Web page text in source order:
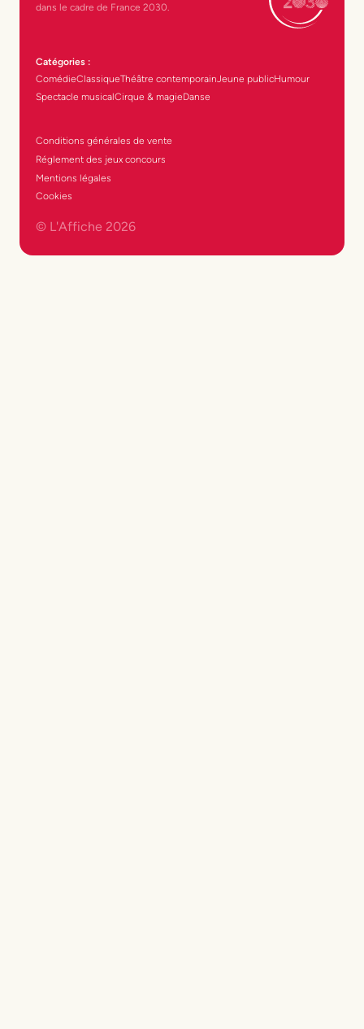
dans le cadre de France 2030.
Catégories :
ComédieClassiqueThéâtre contemporainJeune publicHumour
Spectacle musicalCirque & magieDanse
Conditions générales de vente
Réglement des jeux concours
Mentions légales
Cookies
© L'Affiche 2026